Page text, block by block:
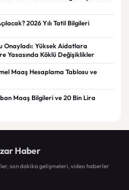
2026 Yılı Tatil Bilgileri
Onayladı: Yüksek Aidatlara
Yasasında Köklü Değişiklikler
Maaş Hesaplama Tablosu ve
Maaş Bilgileri ve 20 Bin Lira
Haber
son dakika gelişmeleri, video haberler